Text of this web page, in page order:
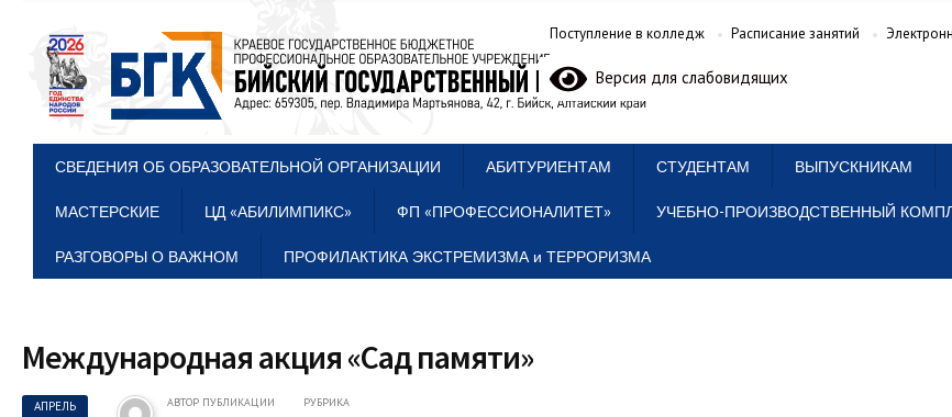
Поступление в колледж Расписание занятий
Версия для слабовидящих
СВЕДЕНИЯ ОБ ОБРАЗОВАТЕЛЬНОЙ ОРГАНИЗАЦИИ АБИТУРИЕНТАМ СТУДЕНТАМ ВЫПУСКНИКАМ
МАСТЕРСКИЕ ЦД «АБИЛИМПИКС» ФП «ПРОФЕССИОНАЛИТЕТ» УЧЕБНО-ПРОИЗВОДСТВЕННЫЙ
РАЗГОВОРЫ О ВАЖНОМ ПРОФИЛАКТИКА ЭКСТРЕМИЗМА и ТЕРРОРИЗМА
Международная акция «Сад памяти»
АПРЕЛЬ АВТОР ПУБЛИКАЦИИ РУБРИКА